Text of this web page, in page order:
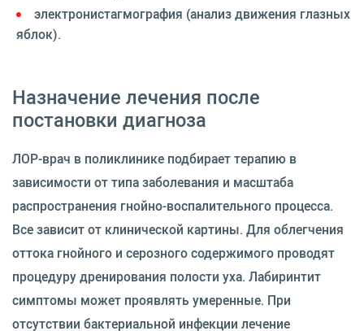
электронистагмография (анализ движения глазных
яблок).
Назначение лечения после
постановки диагноза
ЛОР-врач в поликлинике подбирает терапию в
зависимости от типа заболевания и масштаба
распространения гнойно-воспалительного процесса.
Все зависит от клинической картины. Для облегчения
оттока гнойного и серозного содержимого проводят
процедуру дренирования полости уха. Лабиринтит
симптомы может проявлять умеренные. При
отсутствии бактериальной инфекции лечение